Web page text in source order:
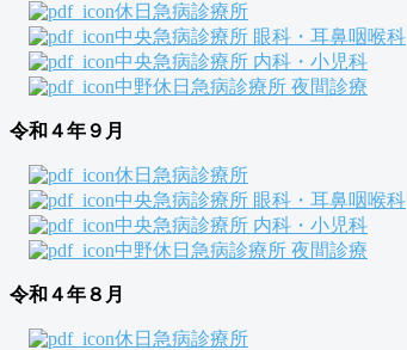
休日急病診療所
中央急病診療所 眼科・耳鼻咽喉科
中央急病診療所 内科・小児科
中野休日急病診療所 夜間診療
令和４年９月
休日急病診療所
中央急病診療所 眼科・耳鼻咽喉科
中央急病診療所 内科・小児科
中野休日急病診療所 夜間診療
令和４年８月
休日急病診療所